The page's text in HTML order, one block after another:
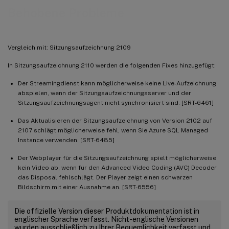
Vergleich mit: Sitzungsaufzeichnung 2109
In Sitzungsaufzeichnung 2110 werden die folgenden Fixes hinzugefügt:
Der Streamingdienst kann möglicherweise keine Live-Aufzeichnung
abspielen, wenn der Sitzungsaufzeichnungsserver und der
Sitzungsaufzeichnungsagent nicht synchronisiert sind. [SRT-6461]
Das Aktualisieren der Sitzungsaufzeichnung von Version 2102 auf
2107 schlägt möglicherweise fehl, wenn Sie Azure SQL Managed
Instance verwenden. [SRT-6485]
Der Webplayer für die Sitzungsaufzeichnung spielt möglicherweise
kein Video ab, wenn für den Advanced Video Coding (AVC) Decoder
das Disposal fehlschlägt. Der Player zeigt einen schwarzen
Bildschirm mit einer Ausnahme an. [SRT-6556]
Die offizielle Version dieser Produktdokumentation ist in
englischer Sprache verfasst. Nicht-englische Versionen
wurden ausschließlich zu Ihrer Bequemlichkeit verfasst und